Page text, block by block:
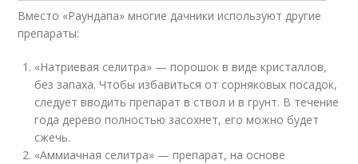
Вместо «Раундапа» многие дачники используют другие
препараты:
«Натриевая селитра» — порошок в виде кристаллов,
без запаха. Чтобы избавиться от сорняковых посадок,
следует вводить препарат в ствол и в грунт. В течение
года дерево полностью засохнет, его можно будет
сжечь.
«Аммиачная селитра» — препарат, на основе